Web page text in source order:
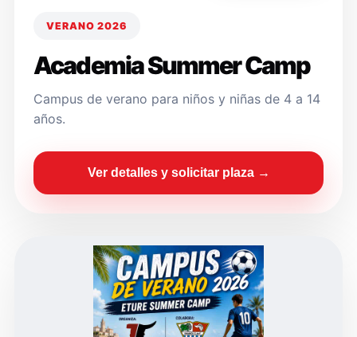
VERANO 2026
Academia Summer Camp
Campus de verano para niños y niñas de 4 a 14
años.
Ver detalles y solicitar plaza →